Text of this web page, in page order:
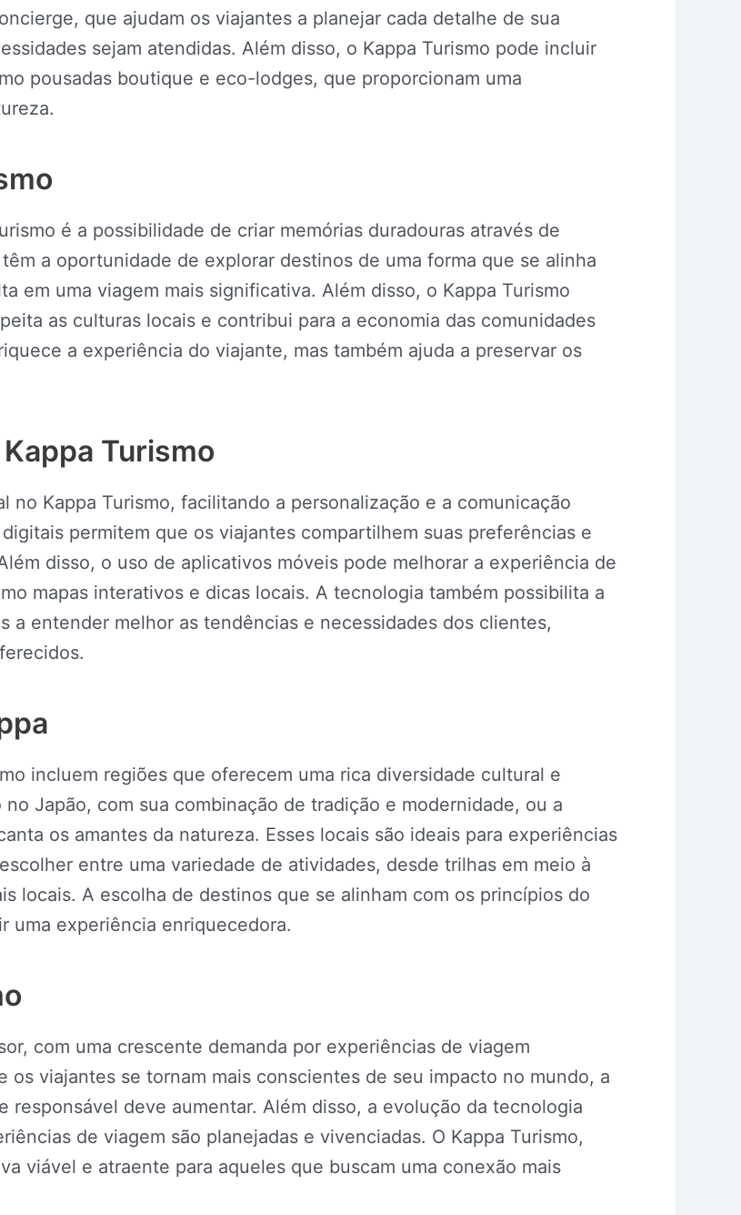
que ajudam os viajantes a planejar cada detalhe de sua
sejam atendidas. Além disso, o Kappa Turismo pode incluir
pousadas boutique e eco-lodges, que proporcionam uma
é a possibilidade de criar memórias duradouras através de
a oportunidade de explorar destinos de uma forma que se alinha
em uma viagem mais significativa. Além disso, o Kappa Turismo
as culturas locais e contribui para a economia das comunidades
a experiência do viajante, mas também ajuda a preservar os
Turismo
no Kappa Turismo, facilitando a personalização e a comunicação
permitem que os viajantes compartilhem suas preferências e
disso, o uso de aplicativos móveis pode melhorar a experiência de
mapas interativos e dicas locais. A tecnologia também possibilita a
a entender melhor as tendências e necessidades dos clientes,
incluem regiões que oferecem uma rica diversidade cultural e
Japão, com sua combinação de tradição e modernidade, ou a
os amantes da natureza. Esses locais são ideais para experiências
entre uma variedade de atividades, desde trilhas em meio à
locais. A escolha de destinos que se alinham com os princípios do
uma experiência enriquecedora.
com uma crescente demanda por experiências de viagem
os viajantes se tornam mais conscientes de seu impacto no mundo, a
responsável deve aumentar. Além disso, a evolução da tecnologia
de viagem são planejadas e vivenciadas. O Kappa Turismo,
viável e atraente para aqueles que buscam uma conexão mais